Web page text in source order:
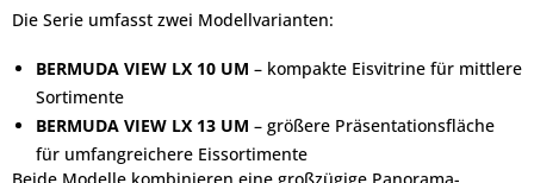
Die Serie umfasst zwei Modellvarianten:
BERMUDA VIEW LX 10 UM – kompakte Eisvitrine für mittlere
Sortimente
BERMUDA VIEW LX 13 UM – größere Präsentationsfläche
für umfangreichere Eissortimente